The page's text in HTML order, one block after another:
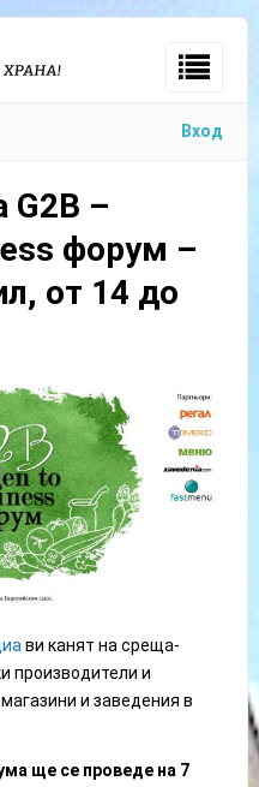
Вход
G2B –
форум –
от 14 до
ви канят на среща-
производители и
и заведения в
ще се проведе на 7